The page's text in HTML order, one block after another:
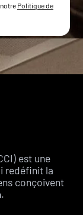
Politique de
est une
redéfinit la
conçoivent